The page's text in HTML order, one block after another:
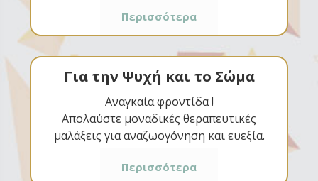
Περισσότερα
Για την Ψυχή και το Σώμα
Αναγκαία φροντίδα !
Απολαύστε μοναδικές θεραπευτικές
μαλάξεις για αναζωογόνηση και ευεξία.
Περισσότερα